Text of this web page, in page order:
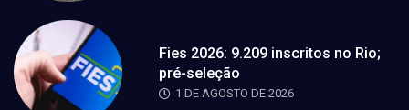
Fies 2026: 9.209 inscritos no Rio;
pré-seleção
1 DE AGOSTO DE 2026